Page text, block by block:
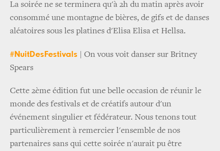
La soirée ne se terminera qu'à 2h du matin après avoir
consommé une montagne de bières, de gifs et de danses
aléatoires sous les platines d'Elisa Elisa et Hellsa.
#NuitDesFestivals | On vous voit danser sur Britney
Spears
Cette 2ème édition fut une belle occasion de réunir le
monde des festivals et de créatifs autour d'un
événement singulier et fédérateur. Nous tenons tout
particulièrement à remercier l'ensemble de nos
partenaires sans qui cette soirée n'aurait pu être